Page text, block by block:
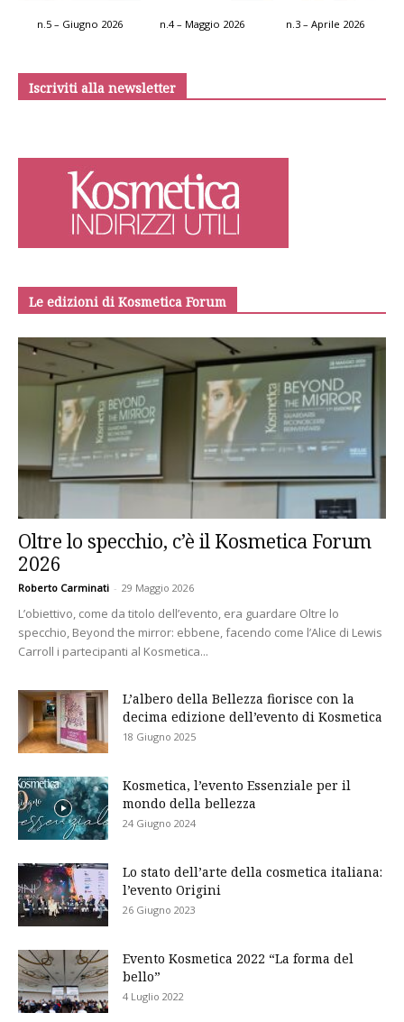
n.5 – Giugno 2026 n.4 – Maggio 2026 n.3 – Aprile 2026
Iscriviti alla newsletter
Le edizioni di Kosmetica Forum
Oltre lo specchio, c’è il Kosmetica Forum
2026
Roberto Carminati - 29 Maggio 2026
L’obiettivo, come da titolo dell’evento, era guardare Oltre lo
specchio, Beyond the mirror: ebbene, facendo come l’Alice di Lewis
Carroll i partecipanti al Kosmetica...
L’albero della Bellezza fiorisce con la
decima edizione dell’evento di Kosmetica
18 Giugno 2025
Kosmetica, l’evento Essenziale per il
mondo della bellezza
24 Giugno 2024
Lo stato dell’arte della cosmetica italiana:
l’evento Origini
26 Giugno 2023
Evento Kosmetica 2022 “La forma del
bello”
4 Luglio 2022